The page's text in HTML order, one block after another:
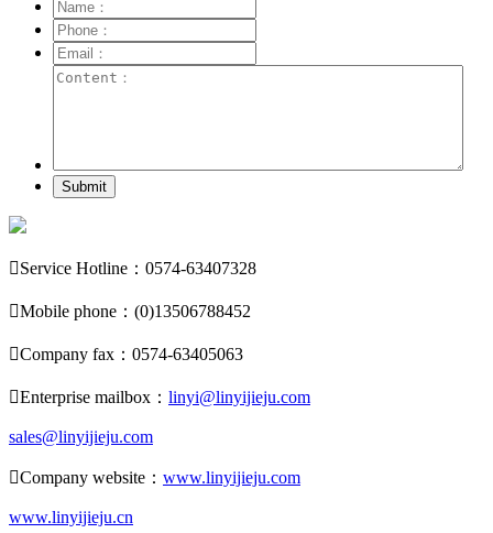
Submit
Service Hotline：0574-63407328
Mobile phone：(0)13506788452
Company fax：0574-63405063
Enterprise mailbox： linyi@linyijieju.com
sales@linyijieju.com
Company website： www.linyijieju.com
www.linyijieju.cn